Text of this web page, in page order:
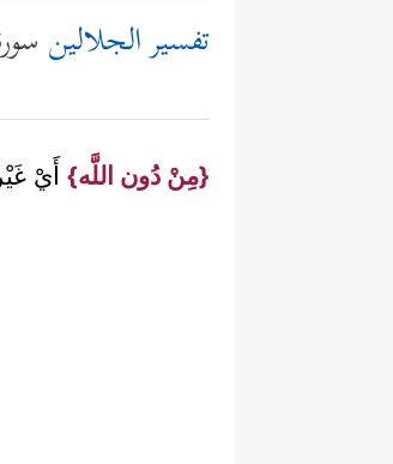
تفسير الجلالين
{مِنْ دُون اللَّه} أَيْ